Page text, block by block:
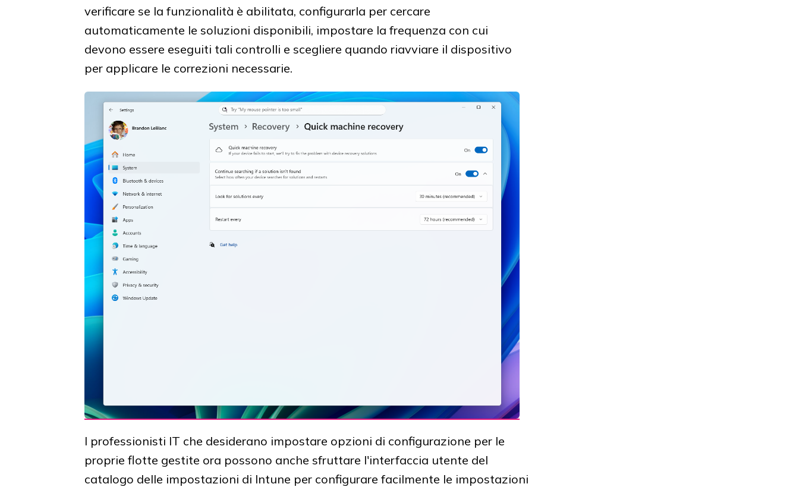
verificare se la funzionalità è abilitata, configurarla per cercare
automaticamente le soluzioni disponibili, impostare la frequenza con cui
devono essere eseguiti tali controlli e scegliere quando riavviare il dispositivo
per applicare le correzioni necessarie.
I professionisti IT che desiderano impostare opzioni di configurazione per le
proprie flotte gestite ora possono anche sfruttare l'interfaccia utente del
catalogo delle impostazioni di Intune per configurare facilmente le impostazioni